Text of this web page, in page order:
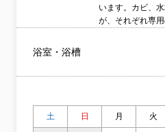
います。カビ、
が、それぞれ専
ったお風呂でゆ
浴室・浴槽
土 日 月 火